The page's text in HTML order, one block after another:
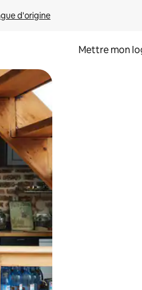
d'origine
Mettre mon
glisser.